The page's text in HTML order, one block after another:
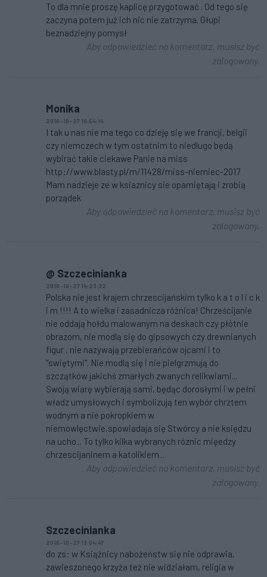
To dla mnie proszę kaplicę przygotować . Od tego się
zaczyna potem już ich nic nie zatrzyma. Głupi
beznadziejny pomysł
Aby odpowiedzieć na komentarz, musisz być
zalogowany.
Monika
2016-10-27 16:54:14
I tak u nas nie ma tego co dzieję się we francji, belgii
czy niemczech w tym ostatnim to niedlugo będą
wybirać takie ciekawe Panie na miss
http://www.blasty.pl/m/11428/miss-niemiec-2017
Mam nadzieje ze w ksiaznicy sie opamiętają i zrobią
porządek
Aby odpowiedzieć na komentarz, musisz być
zalogowany.
@ Szczecinianka
2016-10-27 14:23:32
Polska nie jest krajem chrzescijańskim tylko k a t o l i c k
i m !!!! A to wielka i zasadnicza różnica! Chrześcijanie
nie oddają hołdu malowanym na deskach czy płótnie
obrazom, nie modlą się do gipsowych czy drewnianych
figur , nie nazywają przebierańców ojcami i to
"swiętymi". Nie modlą się i nie pielgrzmują do
szczątków jakichś zmarłych zwanych relikwiami...
Swoją wiarę wybierają sami, będąc dorosłymi i w pełni
władz umysłowych i symbolizują ten wybór chrztem
wodnym a nie pokropkiem w
niemowlęctwie,spowiadaja się Stwórcy a nie księdzu
na ucho... To tylko kilka wybranych róznic mięedzy
chrzescijaninem a katolikiem...
Aby odpowiedzieć na komentarz, musisz być
zalogowany.
Szczecinianka
2016-10-27 13:04:47
do zs: w Książnicy nabożeństw się nie odprawia,
zawieszonego krzyża też nie widziałam, religia w